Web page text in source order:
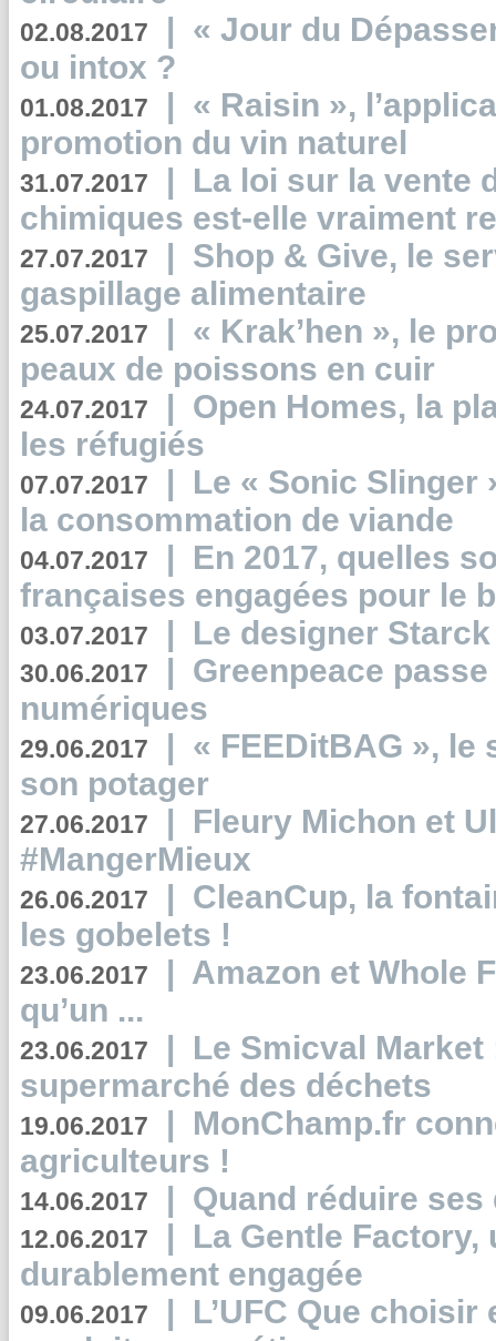
02.08.2017 | « Jour du
ou intox ?
01.08.2017 | « Raisin »,
promotion du vin naturel
31.07.2017 | La loi sur la vente
chimiques est-elle vraiment
27.07.2017 | Shop & Give, le
gaspillage alimentaire
25.07.2017 | « Krak’hen », le
peaux de poissons en cuir
24.07.2017 | Open Homes, la
les réfugiés
07.07.2017 | Le « Sonic Slinger
la consommation de viande
04.07.2017 | En 2017, quelles
françaises engagées pour le
03.07.2017 | Le designer
30.06.2017 | Greenpeace
numériques
29.06.2017 | « FEEDitBAG », le
son potager
27.06.2017 | Fleury Michon et
#MangerMieux
26.06.2017 | CleanCup, la
les gobelets !
23.06.2017 | Amazon et Whole
qu’un ...
23.06.2017 | Le Smicval
supermarché des déchets
19.06.2017 | MonChamp.fr
agriculteurs !
14.06.2017 | Quand réduire
12.06.2017 | La Gentle
durablement engagée
09.06.2017 | L’UFC Que